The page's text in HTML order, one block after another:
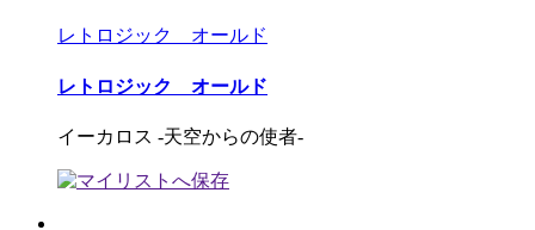
レトロジック オールド
レトロジック オールド
イーカロス -天空からの使者-